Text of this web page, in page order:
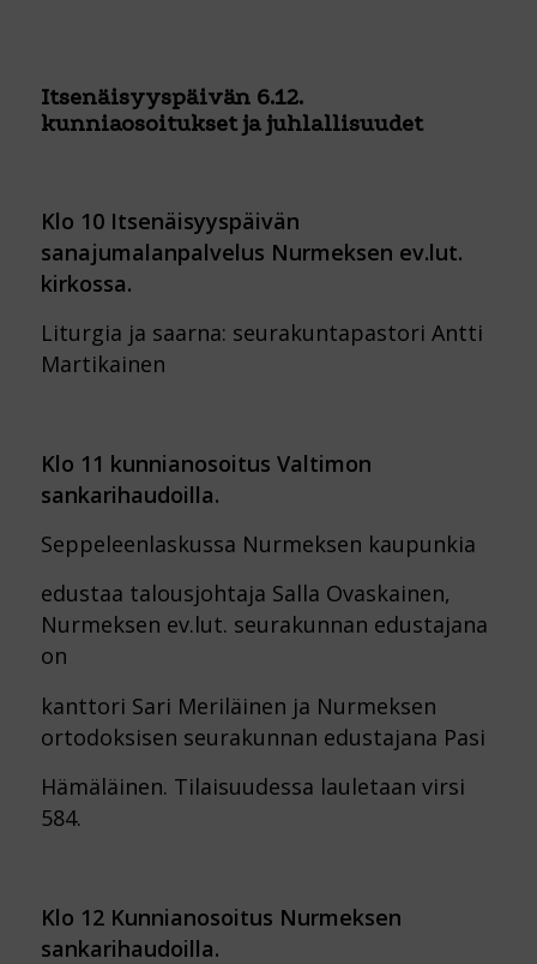
Itsenäisyyspäivän 6.12.
kunniaosoitukset ja juhlallisuudet
Klo 10 Itsenäisyyspäivän
sanajumalanpalvelus Nurmeksen ev.lut.
kirkossa.
Liturgia ja saarna: seurakuntapastori Antti
Martikainen
Klo 11 kunnianosoitus Valtimon
sankarihaudoilla.
Seppeleenlaskussa Nurmeksen kaupunkia
edustaa talousjohtaja Salla Ovaskainen,
Nurmeksen ev.lut. seurakunnan edustajana
on
kanttori Sari Meriläinen ja Nurmeksen
ortodoksisen seurakunnan edustajana Pasi
Hämäläinen. Tilaisuudessa lauletaan virsi
584.
Klo 12 Kunnianosoitus Nurmeksen
sankarihaudoilla.